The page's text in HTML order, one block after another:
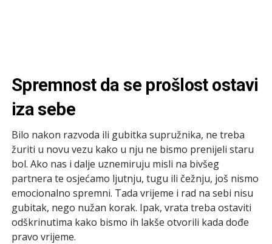
Spremnost da se prošlost ostavi
iza sebe
Bilo nakon razvoda ili gubitka supružnika, ne treba
žuriti u novu vezu kako u nju ne bismo prenijeli staru
bol. Ako nas i dalje uznemiruju misli na bivšeg
partnera te osjećamo ljutnju, tugu ili čežnju, još nismo
emocionalno spremni. Tada vrijeme i rad na sebi nisu
gubitak, nego nužan korak. Ipak, vrata treba ostaviti
odškrinutima kako bismo ih lakše otvorili kada dođe
pravo vrijeme.